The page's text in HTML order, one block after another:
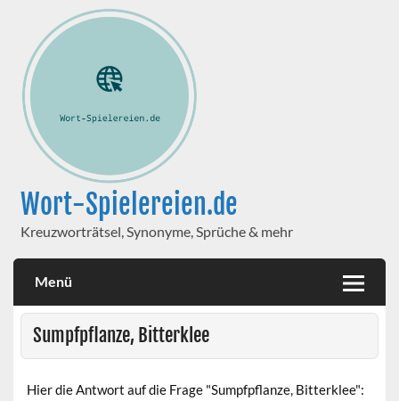
Wort-Spielereien.de
Kreuzworträtsel, Synonyme, Sprüche & mehr
Menü
Sumpfpflanze, Bitterklee
Hier die Antwort auf die Frage "Sumpfpflanze, Bitterklee":